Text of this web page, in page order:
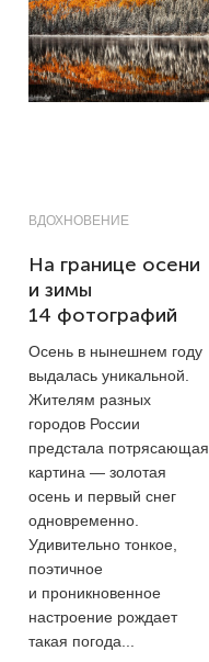
ВДОХНОВЕНИЕ
На границе осени
и зимы
14 фотографий
Осень в нынешнем году
выдалась уникальной.
Жителям разных
городов России
предстала потрясающая
картина — золотая
осень и первый снег
одновременно.
Удивительно тонкое,
поэтичное
и проникновенное
настроение рождает
такая погода...